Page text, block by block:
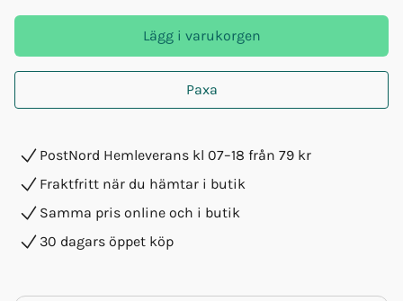
Lägg i varukorgen
Paxa
PostNord Hemleverans kl 07–18 från 79 kr
Fraktfritt när du hämtar i butik
Samma pris online och i butik
30 dagars öppet köp